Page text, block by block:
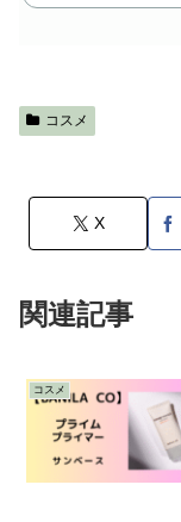
コスメ
X
関連記事
コスメ